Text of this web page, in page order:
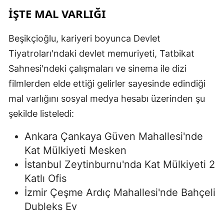
İŞTE MAL VARLIĞI
Beşikçioğlu, kariyeri boyunca Devlet
Tiyatroları'ndaki devlet memuriyeti, Tatbikat
Sahnesi'ndeki çalışmaları ve sinema ile dizi
filmlerden elde ettiği gelirler sayesinde edindiği
mal varlığını sosyal medya hesabı üzerinden şu
şekilde listeledi:
Ankara Çankaya Güven Mahallesi'nde
Kat Mülkiyeti Mesken
İstanbul Zeytinburnu'nda Kat Mülkiyeti 2
Katlı Ofis
İzmir Çeşme Ardıç Mahallesi'nde Bahçeli
Dubleks Ev